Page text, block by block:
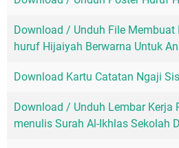
Download / Unduh File
huruf Hijaiyah Berwarna Untuk
Download Kartu Catatan Ngaji
Download / Unduh Lembar Kerja
menulis Surah Al-Ikhlas Sekolah